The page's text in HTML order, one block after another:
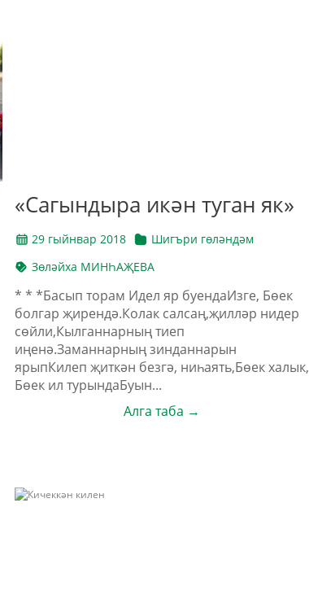
«Сагындыра икән туган як»
29 гыйнвар 2018
Шигъри гөләндәм
Зөләйха МИНҺАҖЕВА
* * *Басып торам Идел яр буендаИзге, Бөек
болгар җирендә.Колак салсаң,җилләр нидер
сөйли,Кылганнарның тиеп
иңенә.Заманнарның зинданнарын
ярыпКилеп җиткән безгә, ниһаять,Бөек халык,
Бөек ил турындаБуын...
Алга таба →